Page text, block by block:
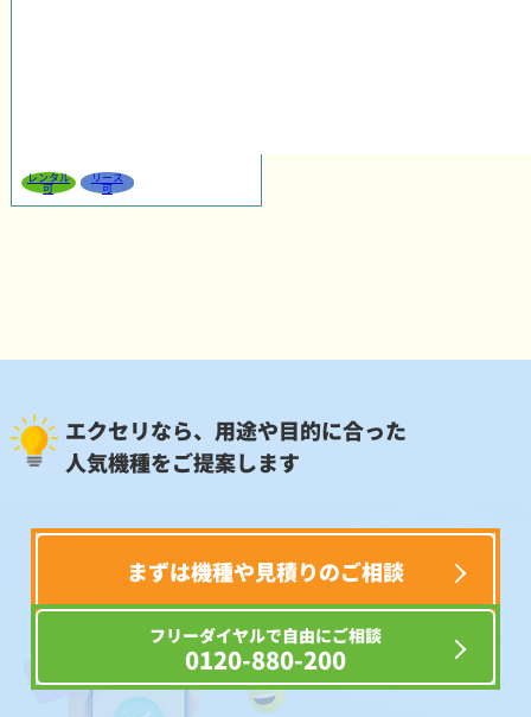
レンタル
可
リース
可
エクセリなら、用途や目的に合った
人気機種をご提案します
まずは機種や見積りのご相談
フリーダイヤルで自由にご相談
0120-880-200